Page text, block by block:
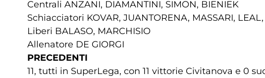
Centrali ANZANI, DIAMANTINI, SIMON, BIENIEK
Schiacciatori KOVAR, JUANTORENA, MASSARI,
Liberi BALASO, MARCHISIO
Allenatore DE GIORGI
PRECEDENTI
11, tutti in SuperLega, con 11 vittorie Civitanova e 0